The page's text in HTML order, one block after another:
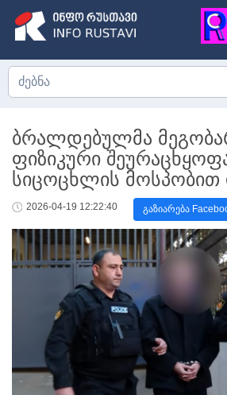
ბრალდებულმა
ფიზიკური
სიცოცხლის მოსპობით
2026-04-19 12:22:40 გაზიარება